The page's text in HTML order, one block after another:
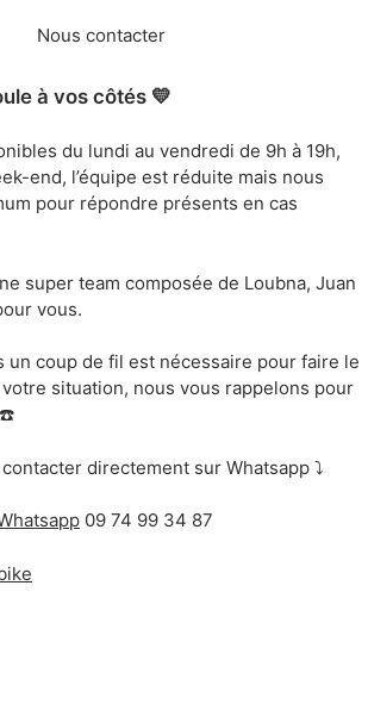
Nous contacter
à vos côtés 💛
du lundi au vendredi de 9h à 19h,
end, l’équipe est réduite mais nous
pour répondre présents en cas
super team composée de Loubna, Juan
vous.
un coup de fil est nécessaire pour faire le
situation, nous vous rappelons pour
directement sur Whatsapp ⤵️
09 74 99 34 87